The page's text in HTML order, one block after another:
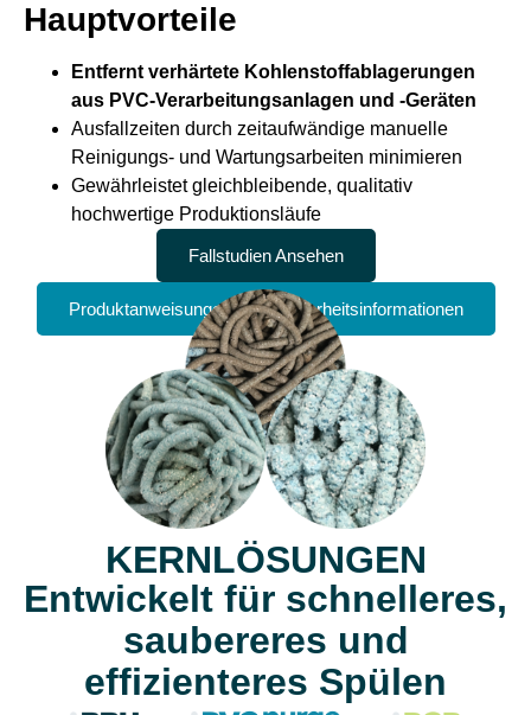
Hauptvorteile
Entfernt verhärtete Kohlenstoffablagerungen
aus PVC-Verarbeitungsanlagen und -Geräten
Ausfallzeiten durch zeitaufwändige manuelle
Reinigungs- und Wartungsarbeiten minimieren
Gewährleistet gleichbleibende, qualitativ
hochwertige Produktionsläufe
Fallstudien Ansehen
Produktanweisungen Und Sicherheitsinformationen
KERNLÖSUNGEN
Entwickelt für schnelleres,
saubereres und
effizienteres Spülen